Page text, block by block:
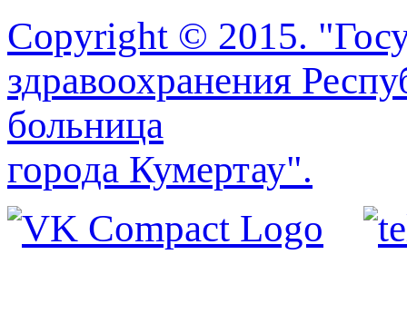
Copyright © 2015.
здравоохранения
больница
города Кумертау".